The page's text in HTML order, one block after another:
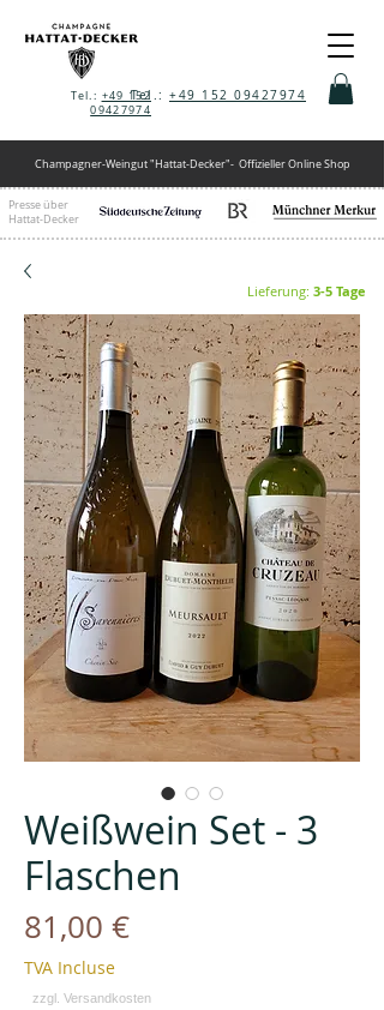
Tel.: +49 152 09427974
Tel.: +49 152
09427974
Champagner-Weingut "Hattat-Decker"- Offizieller Online Shop
Presse über
Hattat-Decker
Weißwein Set - 3
Flaschen
81,00 €Prix
TVA Incluse
Lieferung: 3-5 Tage